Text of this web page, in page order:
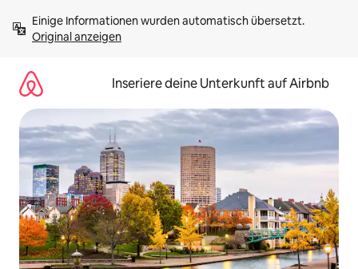
Inhalten
springenOriginal anzeigen
Inseriere deine Unterkunft auf Airbnb